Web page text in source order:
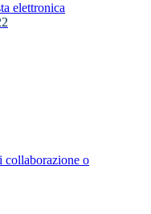
elettronica
o